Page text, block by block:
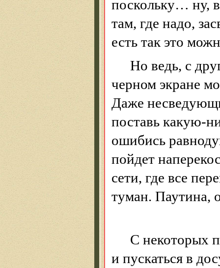
поскольку… ну,
там, где надо,
есть так это
Но ведь, с
черном экране
Даже
поставь какую-
ошибись
пойдет
сети, где все
туман. Паутина,
С некоторых
и пускаться в